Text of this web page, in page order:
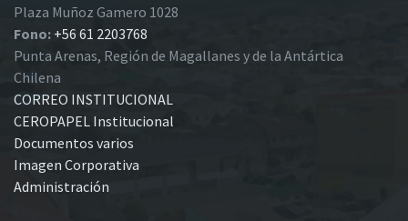
Plaza Muñoz Gamero 1028
Fono: +56 61 2203768
Punta Arenas, Región de Magallanes y de la Antártica
Chilena
CORREO INSTITUCIONAL
CEROPAPEL Institucional
Documentos varios
Imagen Corporativa
Administración